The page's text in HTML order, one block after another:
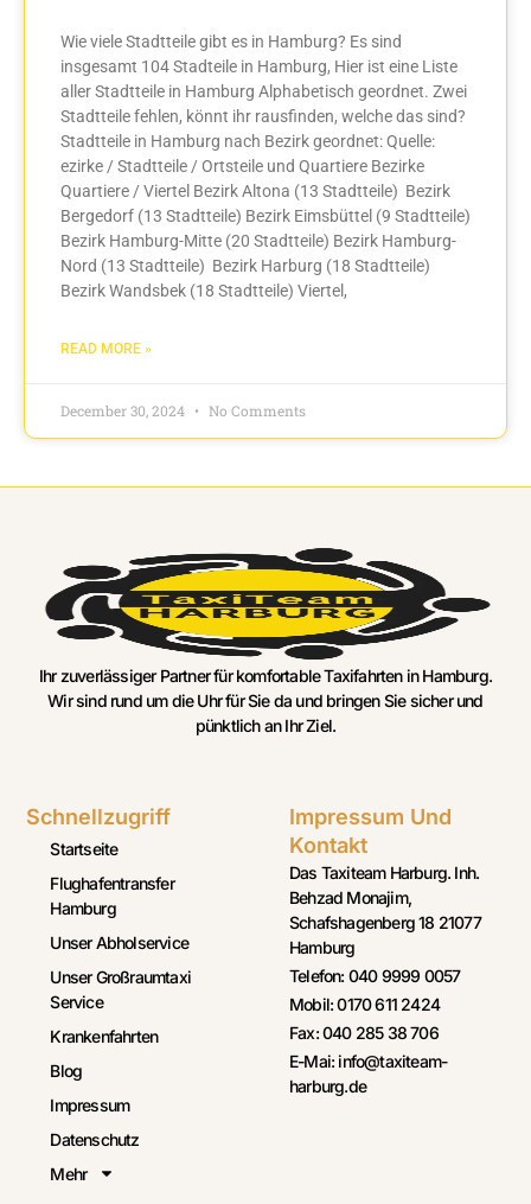
Wie viele Stadtteile gibt es in Hamburg? Es sind
insgesamt 104 Stadteile in Hamburg, Hier ist eine Liste
aller Stadtteile in Hamburg Alphabetisch geordnet. Zwei
Stadtteile fehlen, könnt ihr rausfinden, welche das sind?
Stadtteile in Hamburg nach Bezirk geordnet: Quelle:
ezirke / Stadtteile / Ortsteile und Quartiere Bezirke
Quartiere / Viertel Bezirk Altona (13 Stadtteile) Bezirk
Bergedorf (13 Stadtteile) Bezirk Eimsbüttel (9 Stadtteile)
Bezirk Hamburg-Mitte (20 Stadtteile) Bezirk Hamburg-
Nord (13 Stadtteile) Bezirk Harburg (18 Stadtteile)
Bezirk Wandsbek (18 Stadtteile) Viertel,
READ MORE »
December 30, 2024 No Comments
Ihr zuverlässiger Partner für komfortable Taxifahrten in Hamburg.
Wir sind rund um die Uhr für Sie da und bringen Sie sicher und
pünktlich an Ihr Ziel.
Schnellzugriff
Startseite
Flughafentransfer
Hamburg
Unser Abholservice
Unser Großraumtaxi
Service
Krankenfahrten
Blog
Impressum
Datenschutz
Mehr
Impressum Und
Kontakt
Das Taxiteam Harburg. Inh.
Behzad Monajim,
Schafshagenberg 18 21077
Hamburg
Telefon: 040 9999 0057
Mobil: 0170 611 2424
Fax: 040 285 38 706
E-Mai: info@taxiteam-
harburg.de